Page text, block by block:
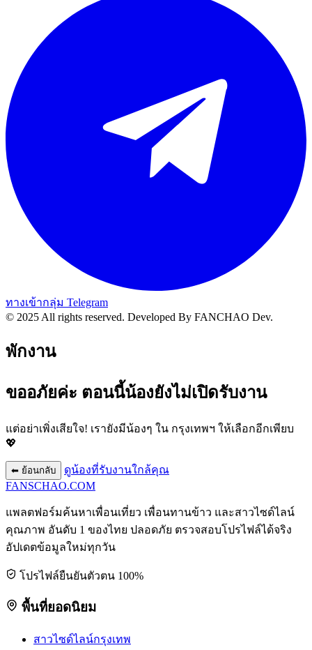
ทางเข้ากลุ่ม Telegram
© 2025 All rights reserved. Developed By FANCHAO Dev.
พักงาน
ขออภัยค่ะ ตอนนี้น้องยังไม่เปิดรับงาน
แต่อย่าเพิ่งเสียใจ! เรายังมีน้องๆ ใน กรุงเทพฯ ให้เลือกอีกเพียบ
💖
⬅ ย้อนกลับ
ดูน้องที่รับงานใกล้คุณ
FANSCHAO.COM
แพลตฟอร์มค้นหาเพื่อนเที่ยว เพื่อนทานข้าว และสาวไซด์ไลน์
คุณภาพ อันดับ 1 ของไทย ปลอดภัย ตรวจสอบโปรไฟล์ได้จริง
อัปเดตข้อมูลใหม่ทุกวัน
โปรไฟล์ยืนยันตัวตน 100%
พื้นที่ยอดนิยม
สาวไซด์ไลน์กรุงเทพ